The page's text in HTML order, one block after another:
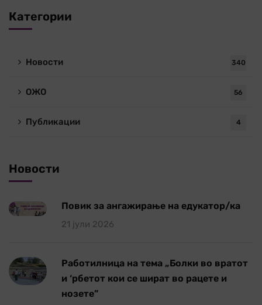
Категории
Новости 340
ОЖО 56
Публикации 4
Новости
Повик за ангажирање на едукатор/ка
21 јули 2026
Работилница на тема „Болки во вратот
и ‘рбетот кои се шират во рацете и
нозете”